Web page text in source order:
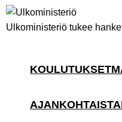
Ulkoministeriö tukee
KOULUTUKSET
AJANKOHTAISTA